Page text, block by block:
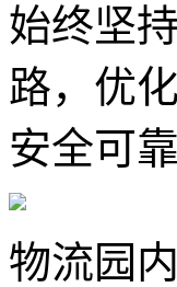
始终坚
路，优
安全可
物流园